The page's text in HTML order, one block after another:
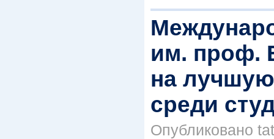
им. проф.
на
среди
Опубликовано